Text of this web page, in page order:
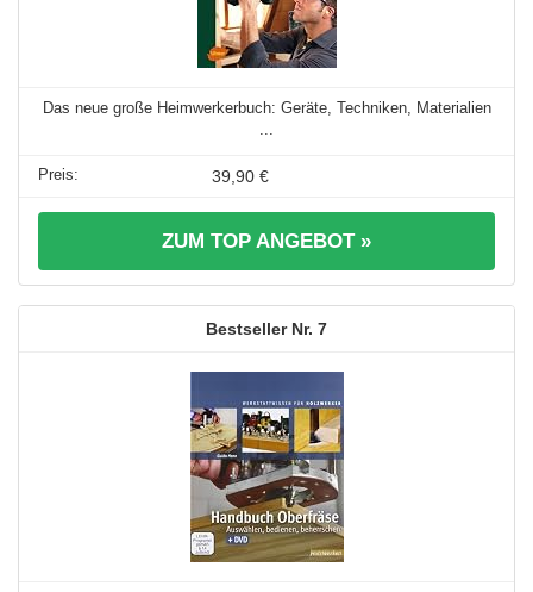
Das neue große Heimwerkerbuch: Geräte, Techniken, Materialien
39,90 €
ZUM TOP ANGEBOT »
7